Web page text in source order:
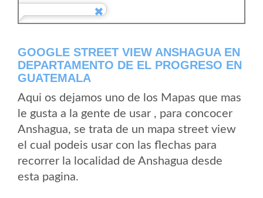
GOOGLE STREET VIEW ANSHAGUA EN
DEPARTAMENTO DE EL PROGRESO EN
GUATEMALA
Aqui os dejamos uno de los Mapas que mas
le gusta a la gente de usar , para concocer
Anshagua, se trata de un mapa street view
el cual podeis usar con las flechas para
recorrer la localidad de Anshagua desde
esta pagina.